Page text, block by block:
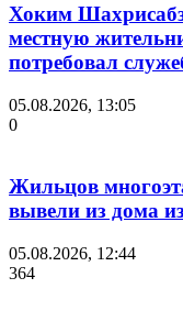
Хоким
местную
потребовал
05.08.2026, 13:05
0
Жильцов
вывели из дома
05.08.2026, 12:44
364